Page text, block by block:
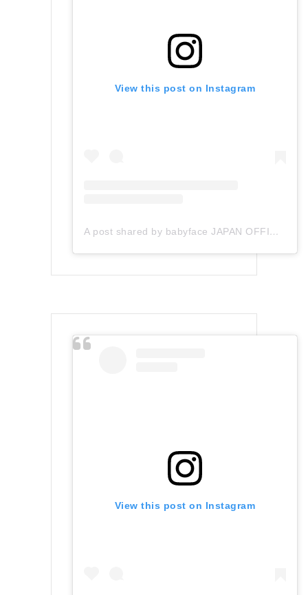
View this post on Instagram
A post shared by babyface JAPAN OFFICIAL (@babyface_japan)
View this post on Instagram